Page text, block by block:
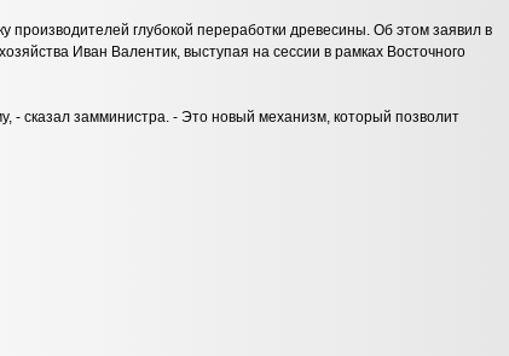
производителей глубокой переработки древесины. Об этом заявил в
Иван Валентик, выступая на сессии в рамках Восточного
- сказал замминистра. - Это новый механизм, который позволит